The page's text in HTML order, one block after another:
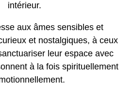
intérieur.
aux âmes sensibles et
et nostalgiques, à ceux
leur espace avec
à la fois spirituellement